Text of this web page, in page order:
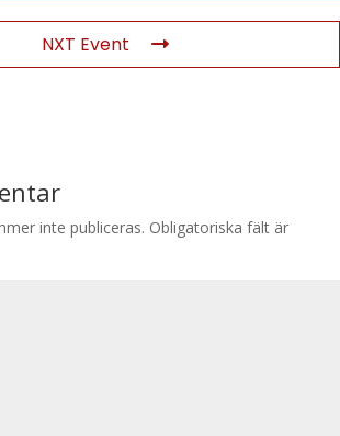
NXT Event
inte publiceras. Obligatoriska fält är